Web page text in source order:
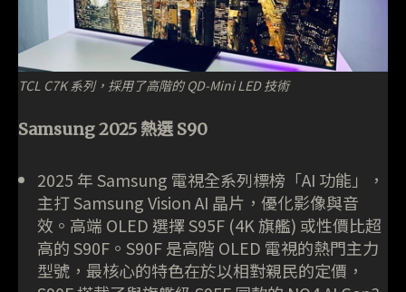
TCL C7K 系列，採用了高階的 QD-Mini LED 技術
Samsung 2025 熱選 S90
2025 年 Samsung 電視全系列標榜「AI 功能」，
主打 Samsung Vision AI 晶片，優化影像與音
效。高端 OLED 選擇 S95F (4K 旗艦) 或性價比超
高的 S90F。S90F 是高階 OLED 電視的熱門主力
型號，最核心的特色在於以相對親民的定價，